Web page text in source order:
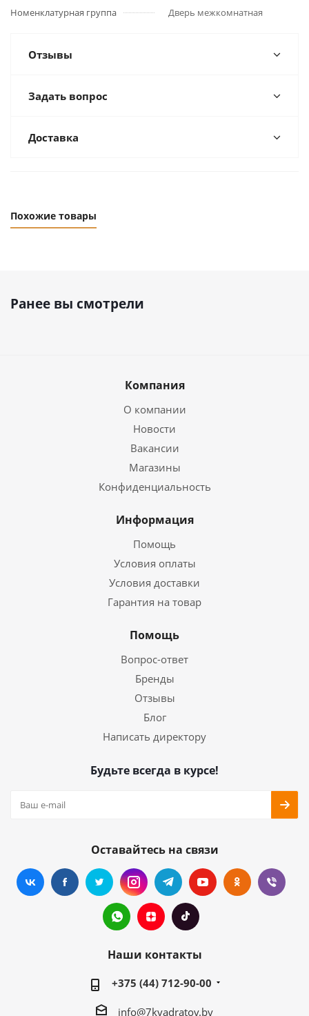
Номенклатурная группа
Дверь межкомнатная
Отзывы
Задать вопрос
Доставка
Похожие товары
Ранее вы смотрели
Компания
О компании
Новости
Вакансии
Магазины
Конфиденциальность
Информация
Помощь
Условия оплаты
Условия доставки
Гарантия на товар
Помощь
Вопрос-ответ
Бренды
Отзывы
Блог
Написать директору
Будьте всегда в курсе!
Оставайтесь на связи
Наши контакты
+375 (44) 712-90-00
info@7kvadratov.by